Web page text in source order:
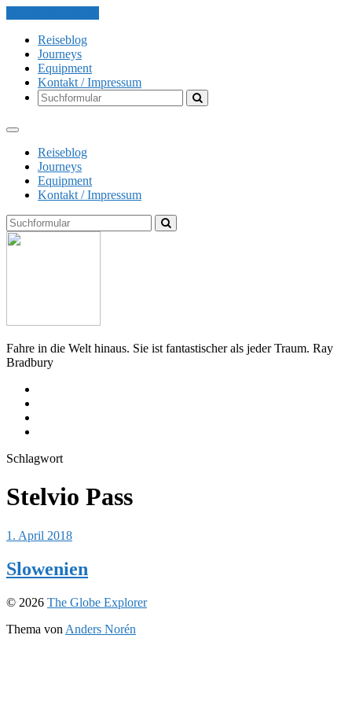
Reiseblog
Journeys
Equipment
Kontakt / Impressum
Search
Reiseblog
Journeys
Equipment
Kontakt / Impressum
Search
Fahre in die Welt hinaus. Sie ist fantastischer als jeder Traum. Ray
Bradbury
Schlagwort
Stelvio Pass
1. April 2018
Slowenien
© 2026 The Globe Explorer
Thema von Anders Norén